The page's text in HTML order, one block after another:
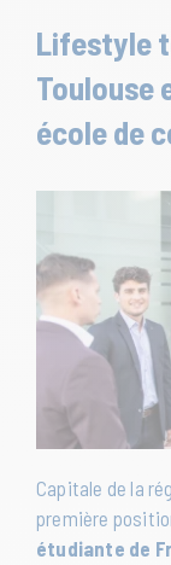
Lifestyle
Toulouse
école de
Capitale de la
première
étudiante de